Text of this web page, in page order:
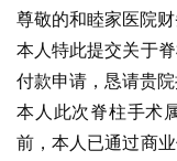
尊敬的和睦家医院财
本人特此提交关于
付款申请，恳请贵院
本人此次脊柱手术
前，本人已通过商